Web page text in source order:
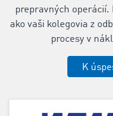
prepravných operácií.
ako vaši kolegovia z
procesy v
K